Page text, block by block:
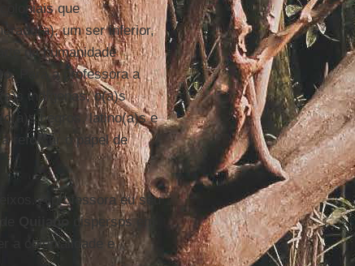
que
um ser inferior,
da humanidade
. Para a professora a
indígenas, o(a)s
negros, latino(a)s e
reforçar o papel de
A professora eu seu
Quijano
dispersos em
a colonialidade e